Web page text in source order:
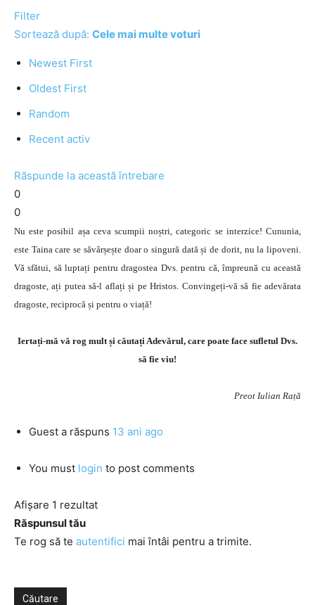
Filter
Sortează după: Cele mai multe voturi
Newest First
Oldest First
Random
Recent activ
Răspunde la această întrebare
0
0
Nu este posibil așa ceva scumpii noștri, categoric se interzice! Cununia,
este Taina care se săvârșește doar o singură dată și de dorit, nu la lipoveni.
Vă sfătui, să luptați pentru dragostea Dvs. pentru că, împreună cu această
dragoste, ați putea să-l aflați și pe Hristos. Convingeți-vă să fie adevărata
dragoste, reciprocă și pentru o viață!
Iertați-mă vă rog mult și căutați Adevărul, care poate face sufletul Dvs.
să fie viu!
Preot Iulian Rață
Guest a răspuns 13 ani ago
You must login to post comments
Afișare 1 rezultat
Răspunsul tău
Te rog să te autentifici mai întâi pentru a trimite.
Căutare